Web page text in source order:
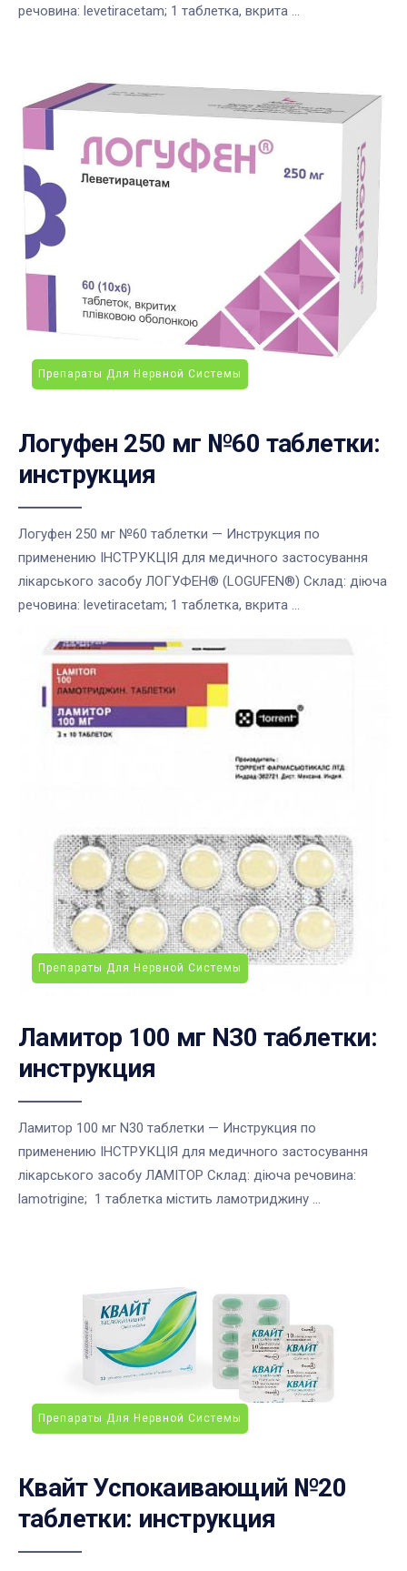
речовина: levetiracetam; 1 таблетка, вкрита ...
Препараты Для Нервной Системы
Логуфен 250 мг №60 таблетки:
инструкция
Логуфен 250 мг №60 таблетки — Инструкция по
применению ІНСТРУКЦІЯ для медичного застосування
лікарського засобу ЛОГУФЕН® (LOGUFEN®) Склад: діюча
речовина: levetiracetam; 1 таблетка, вкрита ...
Препараты Для Нервной Системы
Ламитор 100 мг N30 таблетки:
инструкция
Ламитор 100 мг N30 таблетки — Инструкция по
применению ІНСТРУКЦІЯ для медичного застосування
лікарського засобу ЛАМІТОР Склад: діюча речовина:
lamotrigine; 1 таблетка містить ламотриджину ...
Препараты Для Нервной Системы
Квайт Успокаивающий №20
таблетки: инструкция